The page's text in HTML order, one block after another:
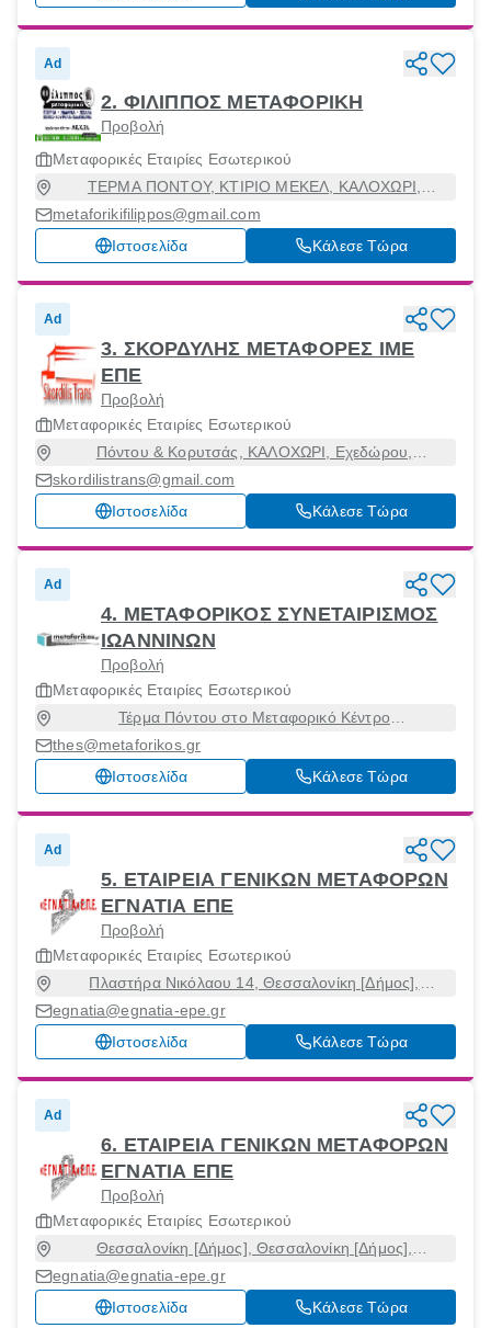
Ad
2. ΦΙΛΙΠΠΟΣ ΜΕΤΑΦΟΡΙΚΗ
Προβολή
Μεταφορικές Εταιρίες Εσωτερικού
ΤΕΡΜΑ ΠΟΝΤΟΥ, ΚΤΙΡΙΟ ΜΕΚΕΛ, ΚΑΛΟΧΩΡΙ,
Θεσσαλονίκη [Δήμος], Θεσσαλονίκη, 57009
metaforikifilippos@gmail.com
Ιστοσελίδα
Κάλεσε Τώρα
Ad
3. ΣΚΟΡΔΥΛΗΣ ΜΕΤΑΦΟΡΕΣ ΙΜΕ
ΕΠΕ
Προβολή
Μεταφορικές Εταιρίες Εσωτερικού
Πόντου & Κορυτσάς, ΚΑΛΟΧΩΡΙ, Εχεδώρου,
Θεσσαλονίκη, 54628
skordilistrans@gmail.com
Ιστοσελίδα
Κάλεσε Τώρα
Ad
4. ΜΕΤΑΦΟΡΙΚΟΣ ΣΥΝΕΤΑΙΡΙΣΜΟΣ
ΙΩΑΝΝΙΝΩΝ
Προβολή
Μεταφορικές Εταιρίες Εσωτερικού
Τέρμα Πόντου στο Μεταφορικό Κέντρο
Ελλάδος(ΜΕ.ΚΕΛ), Εχεδώρου, Θεσσαλονίκη, 57009
thes@metaforikos.gr
Ιστοσελίδα
Κάλεσε Τώρα
Ad
5. ΕΤΑΙΡΕΙΑ ΓΕΝΙΚΩΝ ΜΕΤΑΦΟΡΩΝ
ΕΓΝΑΤΙΑ ΕΠΕ
Προβολή
Μεταφορικές Εταιρίες Εσωτερικού
Πλαστήρα Νικόλαου 14, Θεσσαλονίκη [Δήμος],
Θεσσαλονίκη, 57008
egnatia@egnatia-epe.gr
Ιστοσελίδα
Κάλεσε Τώρα
Ad
6. ΕΤΑΙΡΕΙΑ ΓΕΝΙΚΩΝ ΜΕΤΑΦΟΡΩΝ
ΕΓΝΑΤΙΑ ΕΠΕ
Προβολή
Μεταφορικές Εταιρίες Εσωτερικού
Θεσσαλονίκη [Δήμος], Θεσσαλονίκη [Δήμος],
Θεσσαλονίκη
egnatia@egnatia-epe.gr
Ιστοσελίδα
Κάλεσε Τώρα